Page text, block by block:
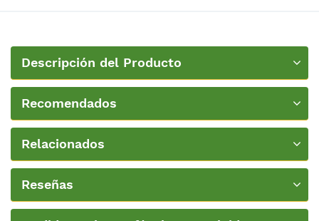
Descripción del Producto
Recomendados
Relacionados
Reseñas